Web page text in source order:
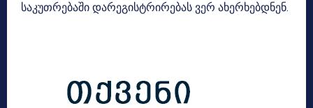
საკუთრებაში დარეგისტრირებას ვერ ახერხებდნენ.